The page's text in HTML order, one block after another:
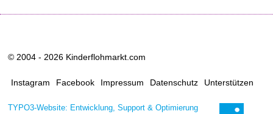
© 2004 - 2026 Kinderflohmarkt.com
Instagram Facebook Impressum Datenschutz Unterstützen
TYPO3-Website: Entwicklung, Support & Optimierung